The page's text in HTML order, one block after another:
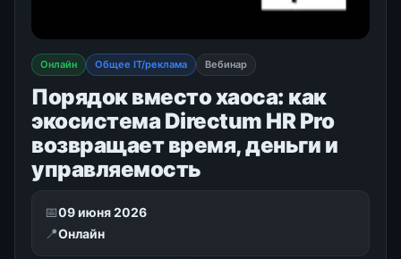
Онлайн Общее IT/реклама Вебинар
Порядок вместо хаоса: как
экосистема Directum HR Pro
возвращает время, деньги и
управляемость
📅09 июня 2026
📍Онлайн